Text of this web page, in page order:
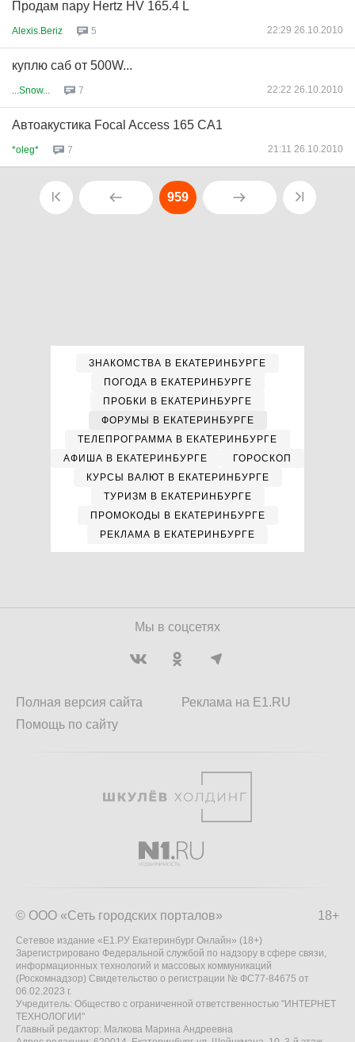
Продам пару Hertz HV 165.4 L
Alexis.Beriz 5 22:29 26.10.2010
куплю саб от 500W...
...Snow... 7 22:22 26.10.2010
Автоакустика Focal Access 165 CA1
*oleg* 7 21:11 26.10.2010
959
ЗНАКОМСТВА В ЕКАТЕРИНБУРГЕ
ПОГОДА В ЕКАТЕРИНБУРГЕ
ПРОБКИ В ЕКАТЕРИНБУРГЕ
ФОРУМЫ В ЕКАТЕРИНБУРГЕ
ТЕЛЕПРОГРАММА В ЕКАТЕРИНБУРГЕ
АФИША В ЕКАТЕРИНБУРГЕ
ГОРОСКОП
КУРСЫ ВАЛЮТ В ЕКАТЕРИНБУРГЕ
ТУРИЗМ В ЕКАТЕРИНБУРГЕ
ПРОМОКОДЫ В ЕКАТЕРИНБУРГЕ
РЕКЛАМА В ЕКАТЕРИНБУРГЕ
Мы в соцсетях
Полная версия сайта
Помощь по сайту
Реклама на E1.RU
18+
© ООО «Сеть городских порталов»
Сетевое издание «Е1.РУ Екатеринбург Онлайн» (18+)
Зарегистрировано Федеральной службой по надзору в сфере связи,
информационных технологий и массовых коммуникаций
(Роскомнадзор) Свидетельство о регистрации № ФС77-84675 от
06.02.2023 г.
Учредитель: Общество с ограниченной ответственностью "ИНТЕРНЕТ
ТЕХНОЛОГИИ"
Главный редактор: Малкова Марина Андреевна